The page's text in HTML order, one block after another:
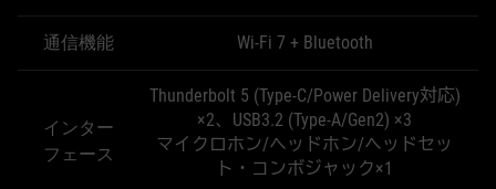
通信機能 Wi-Fi 7 + Bluetooth
インター
フェース
Thunderbolt 5 (Type-C/Power Delivery対応)
×2、USB3.2 (Type-A/Gen2) ×3
マイクロホン/ヘッドホン/ヘッドセッ
ト・コンボジャック×1